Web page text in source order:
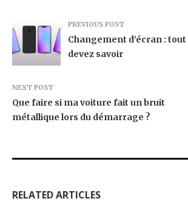
PREVIOUS POST
Changement d’écran : tout
devez savoir
NEXT POST
Que faire si ma voiture fait un bruit
métallique lors du démarrage ?
RELATED ARTICLES